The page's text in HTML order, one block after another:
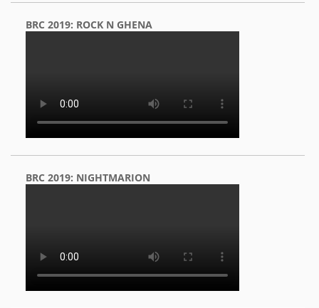
BRC 2019: ROCK N GHENA
BRC 2019: NIGHTMARION